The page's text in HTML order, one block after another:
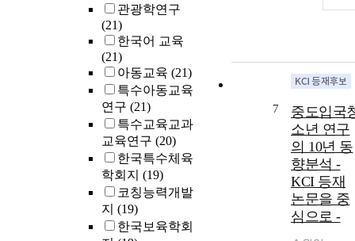
관광학연구
(21)
한국어 교육
(21)
아동교육 (21)
특수아동교육
연구 (21)
특수교육교과
교육연구 (20)
한국특수체육
학회지 (19)
코칭능력개발
지 (19)
한국보육학회
7
중도입국
소년 연구
의 10년 동
향분석 -
KCI 등재
논문을 중
심으로 -